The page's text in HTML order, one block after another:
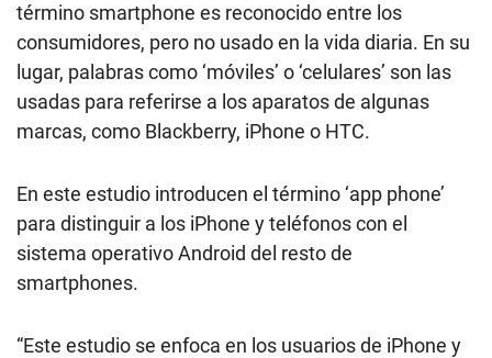
término smartphone es reconocido entre los
consumidores, pero no usado en la vida diaria. En su
lugar, palabras como ‘móviles’ o ‘celulares’ son las
usadas para referirse a los aparatos de algunas
marcas, como Blackberry, iPhone o HTC.
En este estudio introducen el término ‘app phone’
para distinguir a los iPhone y teléfonos con el
sistema operativo Android del resto de
smartphones.
“Este estudio se enfoca en los usuarios de iPhone y